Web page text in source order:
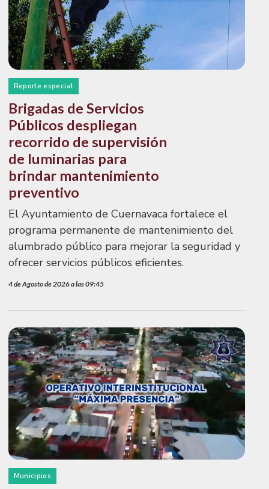
Reporte especial
Brigadas de Servicios
Públicos despliegan
recorrido de supervisión
de luminarias para
brindar mantenimiento
preventivo
El Ayuntamiento de Cuernavaca fortalece el
programa permanente de mantenimiento del
alumbrado público para mejorar la seguridad y
ofrecer servicios públicos eficientes.
4 de Agosto de 2026 a las 09:45
Municipios